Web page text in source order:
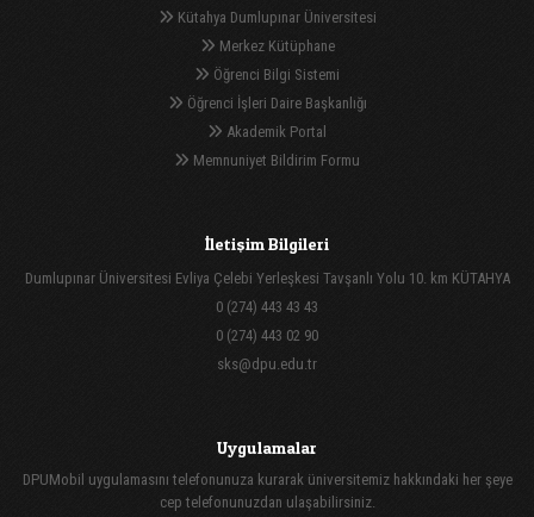
Kütahya Dumlupınar Üniversitesi
Merkez Kütüphane
Öğrenci Bilgi Sistemi
Öğrenci İşleri Daire Başkanlığı
Akademik Portal
Memnuniyet Bildirim Formu
İletişim Bilgileri
Dumlupınar Üniversitesi Evliya Çelebi Yerleşkesi Tavşanlı Yolu 10. km KÜTAHYA
0 (274) 443 43 43
0 (274) 443 02 90
sks@dpu.edu.tr
Uygulamalar
DPUMobil uygulamasını telefonunuza kurarak üniversitemiz hakkındaki her şeye
cep telefonunuzdan ulaşabilirsiniz.